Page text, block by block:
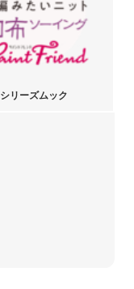
シリーズムック